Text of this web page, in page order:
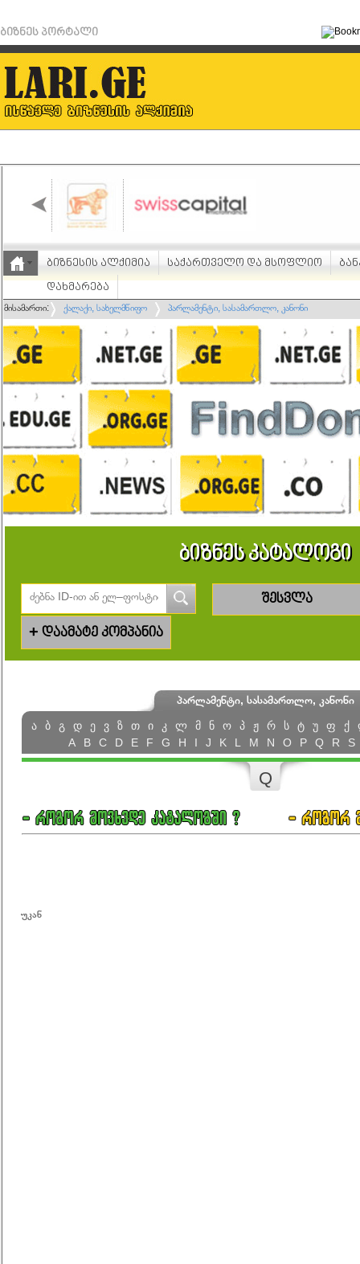
ბიზნეს პორტალი
ბიზნესის ალქიმია საქართველო და მსოფლიო
დახმარება
მისამართი: ქალაქი, სახელმწიფო პარლამენტი, სასამართლო, კანონი
ბიზნეს კატალოგი
შესვლა
+ დაამატე კომპანია
პარლამენტი, სასამართლო, კანონი
ა
ბ გ დ ე ვ ზ თ ი კ ლ მ ნ ო პ ჟ რ ს ტ უ ფ ქ
A
B C D E F G H I J K L M N O P Q R S
Q
უკან